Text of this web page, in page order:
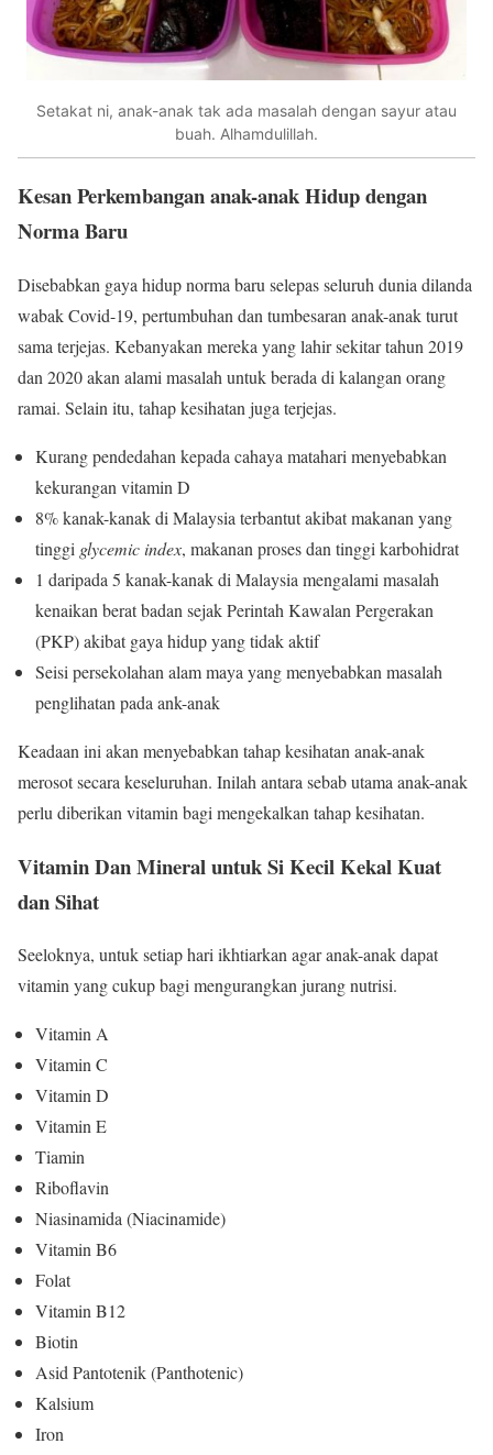
Setakat ni, anak-anak tak ada masalah dengan sayur atau
buah. Alhamdulillah.
Kesan Perkembangan anak-anak Hidup dengan
Norma Baru
Disebabkan gaya hidup norma baru selepas seluruh dunia dilanda
wabak Covid-19, pertumbuhan dan tumbesaran anak-anak turut
sama terjejas. Kebanyakan mereka yang lahir sekitar tahun 2019
dan 2020 akan alami masalah untuk berada di kalangan orang
ramai. Selain itu, tahap kesihatan juga terjejas.
Kurang pendedahan kepada cahaya matahari menyebabkan
kekurangan vitamin D
8% kanak-kanak di Malaysia terbantut akibat makanan yang
tinggi glycemic index, makanan proses dan tinggi karbohidrat
1 daripada 5 kanak-kanak di Malaysia mengalami masalah
kenaikan berat badan sejak Perintah Kawalan Pergerakan
(PKP) akibat gaya hidup yang tidak aktif
Seisi persekolahan alam maya yang menyebabkan masalah
penglihatan pada ank-anak
Keadaan ini akan menyebabkan tahap kesihatan anak-anak
merosot secara keseluruhan. Inilah antara sebab utama anak-anak
perlu diberikan vitamin bagi mengekalkan tahap kesihatan.
Vitamin Dan Mineral untuk Si Kecil Kekal Kuat
dan Sihat
Seeloknya, untuk setiap hari ikhtiarkan agar anak-anak dapat
vitamin yang cukup bagi mengurangkan jurang nutrisi.
Vitamin A
Vitamin C
Vitamin D
Vitamin E
Tiamin
Riboflavin
Niasinamida (Niacinamide)
Vitamin B6
Folat
Vitamin B12
Biotin
Asid Pantotenik (Panthotenic)
Kalsium
Iron